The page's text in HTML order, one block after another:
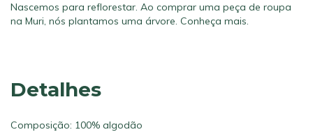
Nascemos para reflorestar. Ao comprar uma peça de roupa
na Muri, nós plantamos uma árvore. Conheça mais.
Detalhes
Composição: 100% algodão